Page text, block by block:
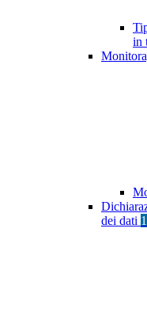
in
dei dati 1